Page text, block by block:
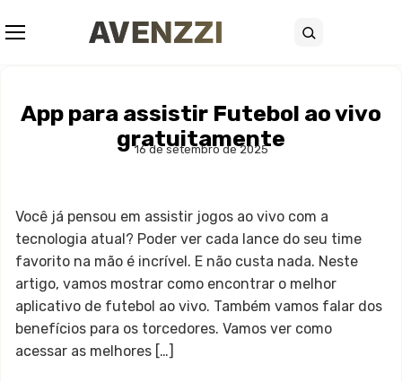
Buscar
App para assistir Futebol ao vivo
gratuitamente
16 de setembro de 2025
Você já pensou em assistir jogos ao vivo com a
tecnologia atual? Poder ver cada lance do seu time
favorito na mão é incrível. E não custa nada. Neste
artigo, vamos mostrar como encontrar o melhor
aplicativo de futebol ao vivo. Também vamos falar dos
benefícios para os torcedores. Vamos ver como
acessar as melhores […]